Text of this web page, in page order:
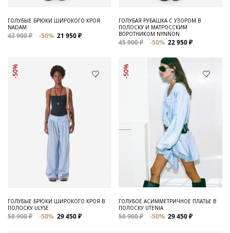
ГОЛУБЫЕ БРЮКИ ШИРОКОГО КРОЯ
NADAM
43 900 ₽ -50% 21 950 ₽
ГОЛУБАЯ РУБАШКА С УЗОРОМ В
ПОЛОСКУ И МАТРОССКИМ
ВОРОТНИКОМ NYNNON
45 900 ₽ -50% 22 950 ₽
-50%
ГОЛУБЫЕ БРЮКИ ШИРОКОГО КРОЯ В
ПОЛОСКУ ULYSE
58 900 ₽ -50% 29 450 ₽
-50%
ГОЛУБОЕ АСИММЕТРИЧНОЕ ПЛАТЬЕ В
ПОЛОСКУ UTENIA
58 900 ₽ -50% 29 450 ₽